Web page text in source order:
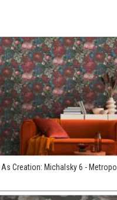
As Creation: Michalsky 6 -